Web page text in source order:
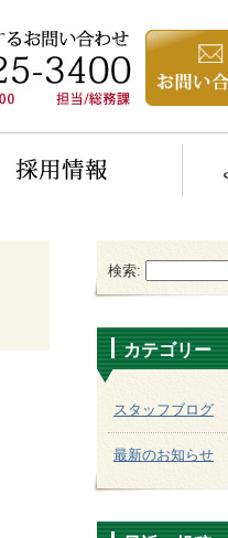
検索:
カテゴリー
スタッフブログ
最新のお知らせ